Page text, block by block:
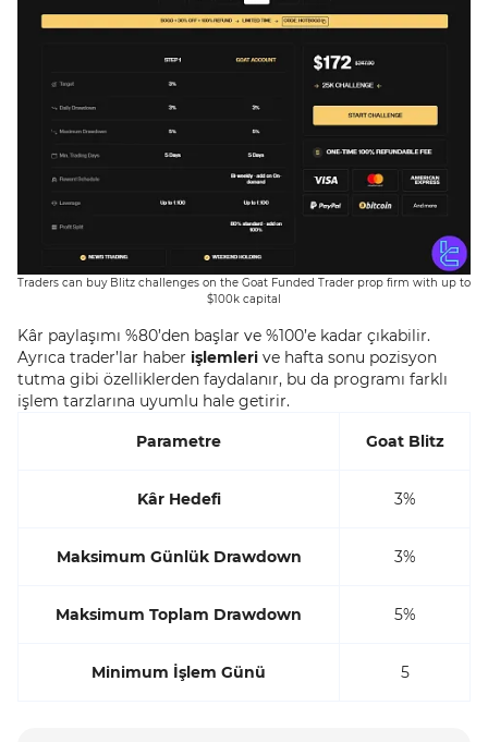
Traders can buy Blitz challenges on the Goat Funded Trader prop firm with up to
$100k capital
Kâr paylaşımı %80’den başlar ve %100’e kadar çıkabilir.
Ayrıca trader’lar haber işlemleri ve hafta sonu pozisyon
tutma gibi özelliklerden faydalanır, bu da programı farklı
işlem tarzlarına uyumlu hale getirir.
Parametre Goat Blitz
Kâr Hedefi 3%
Maksimum Günlük Drawdown 3%
Maksimum Toplam Drawdown 5%
Minimum İşlem Günü 5